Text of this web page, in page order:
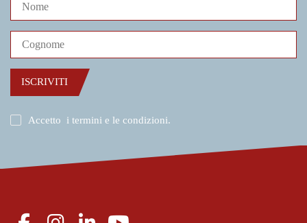
ISCRIVITI
Accetto i termini e le condizioni.